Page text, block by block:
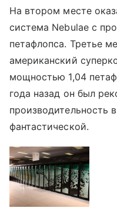
На втором месте
система Nebulae с
петафлопса. Третье
американский
мощностью 1,04
года назад он был
производительность
фантастической.